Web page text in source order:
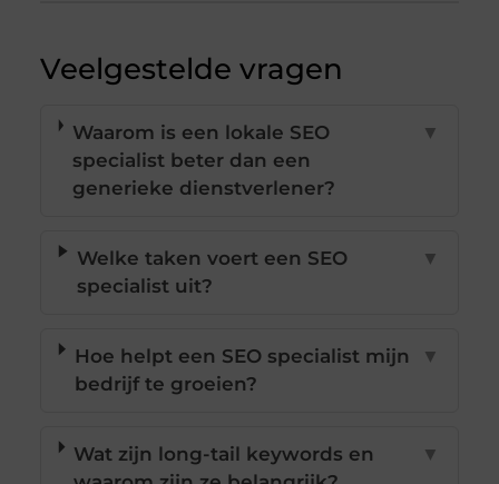
Veelgestelde vragen
Waarom is een lokale SEO
specialist beter dan een
generieke dienstverlener?
▼
Welke taken voert een SEO
specialist uit?
▼
Hoe helpt een SEO specialist mijn
bedrijf te groeien?
▼
Wat zijn long-tail keywords en
▼